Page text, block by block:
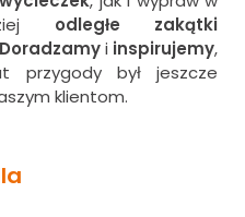
odległe zakątki
Doradzamyi inspirujemy,
przygody był jeszcze
klientom.